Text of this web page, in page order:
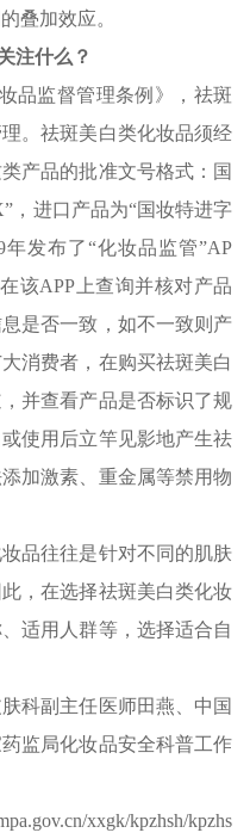
叠加效应。
注什么？
监督管理条例》，祛斑
。祛斑美白类化妆品须经
产品的批准文号格式：国
，进口产品为“国妆特进字
年发布了“化妆品监管”AP
该APP上查询并核对产品
是否一致，如不一致则产
消费者，在购买祛斑美白
并查看产品是否标识了规
使用后立竿见影地产生祛
加激素、重金属等禁用物
品往往是针对不同的肌肤
，在选择祛斑美白类化妆
适用人群等，选择适合自
副主任医师田燕、中国
监局化妆品安全科普工作
xxgk/kpzhsh/kpzhs